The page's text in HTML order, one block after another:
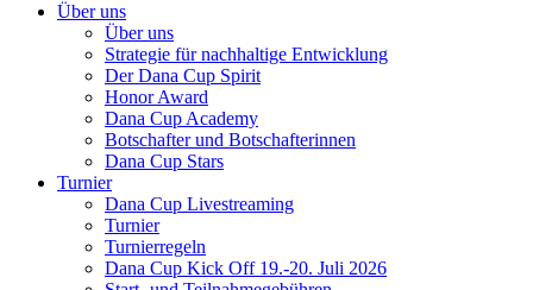
Über uns
Über uns
Strategie für nachhaltige Entwicklung
Der Dana Cup Spirit
Honor Award
Dana Cup Academy
Botschafter und Botschafterinnen
Dana Cup Stars
Turnier
Dana Cup Livestreaming
Turnier
Turnierregeln
Dana Cup Kick Off 19.-20. Juli 2026